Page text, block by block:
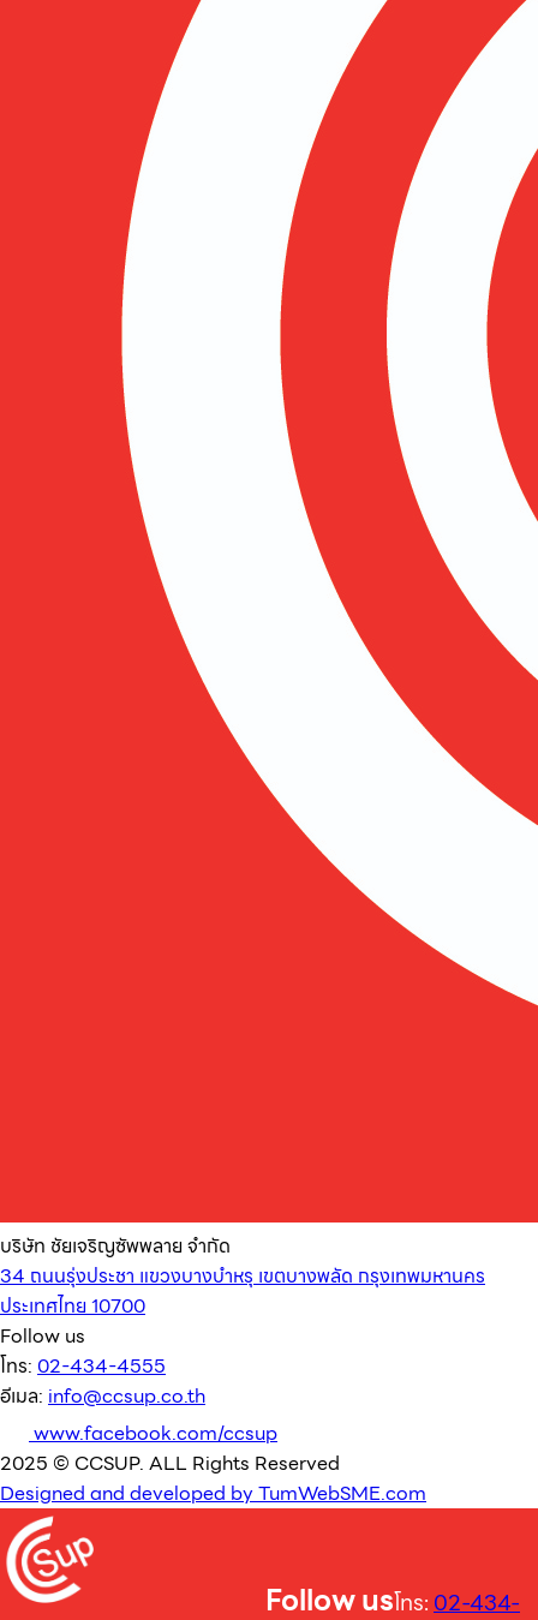
บริษัท ชัยเจริญซัพพลาย จำกัด
34 ถนนรุ่งประชา แขวงบางบำหรุ เขตบางพลัด กรุงเทพมหานคร
ประเทศไทย 10700
Follow us
โทร: 02-434-4555
อีเมล: info@ccsup.co.th
www.facebook.com/ccsup
2025 © CCSUP. ALL Rights Reserved
Designed and developed by TumWebSME.com
Follow usโทร:02-434-